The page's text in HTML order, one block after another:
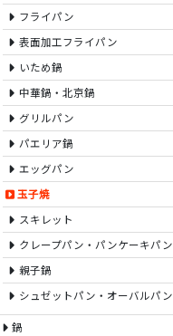
フライパン
表面加工フライパン
いため鍋
中華鍋・北京鍋
グリルパン
パエリア鍋
エッグパン
玉子焼
スキレット
クレープパン・パンケーキパン
親子鍋
シュゼットパン・オーバルパン
鍋